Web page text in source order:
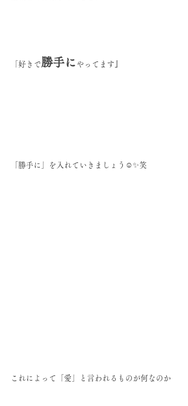
「好きで 勝手に やってます
「勝手に」を入れていきましょう☺️✨笑
これによって「愛」と言われるものが何なのか